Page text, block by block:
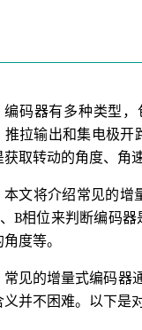
编码器有多种类型
推拉输出和集电极开
获取转动的角度、角
本文将介绍常见的增
B相位来判断编码
度等。
常见的增量式编码器
义并不困难。以下是